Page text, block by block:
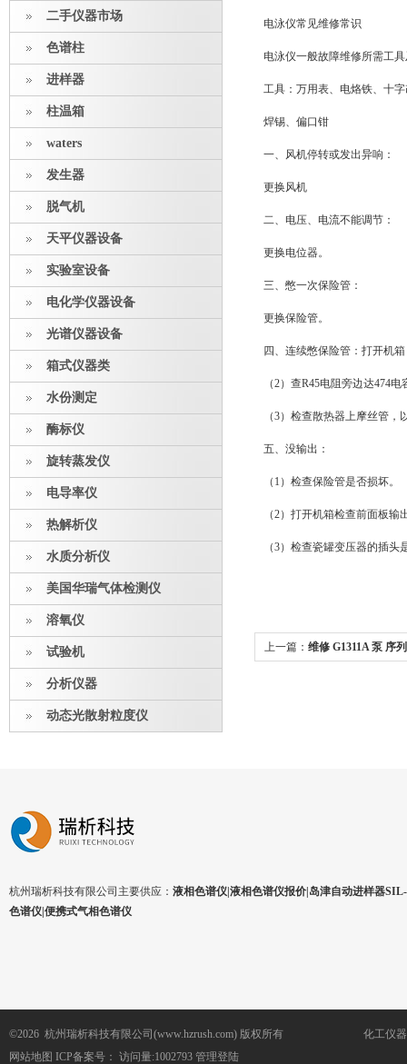
二手仪器市场
色谱柱
进样器
柱温箱
waters
发生器
脱气机
天平仪器设备
实验室设备
电化学仪器设备
光谱仪器设备
箱式仪器类
水份测定
酶标仪
旋转蒸发仪
电导率仪
热解析仪
水质分析仪
美国华瑞气体检测仪
溶氧仪
试验机
分析仪器
动态光散射粒度仪
电泳仪常见维修常识
电泳仪一般故障维修所需工
工具：万用表、电烙铁、十
焊锡、偏口钳
一、风机停转或发出异响：
更换风机
二、电压、电流不能调节：
更换电位器。
三、憋一次保险管：
更换保险管。
四、连续憋保险管：打开机
（2）查R45电阻旁边达474电
（3）检查散热器上摩丝管
五、没输出：
（1）检查保险管是否损坏。
（2）打开机箱检查前面板
（3）检查瓷罐变压器的插
上一篇： 维修 G1311A 泵 序
杭州瑞析科技有限公司主要供应： 液相色谱仪|液相色谱仪报价|岛津自动进样器
色谱仪|便携式气相色谱仪
©2026 杭州瑞析科技有限公司(www.hzrush.com) 版权所有
网站地图 ICP备案号： 访问量:1002793 管理登陆
化工仪